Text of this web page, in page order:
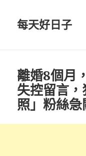
每天好日子
離婚8個月
失控留言
照」粉絲急